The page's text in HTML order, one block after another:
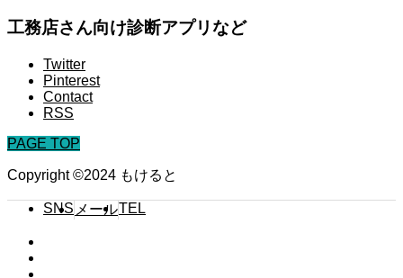
工務店さん向け診断アプリなど
Twitter
Pinterest
Contact
RSS
PAGE TOP
Copyright ©2024 もけると
SNS メールTEL